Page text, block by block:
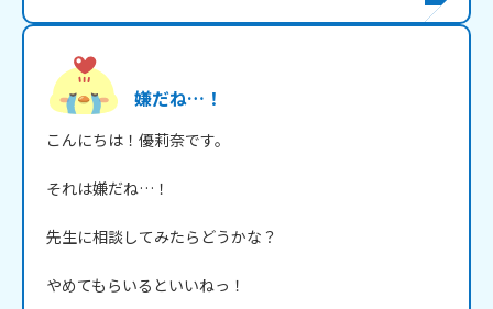
嫌だね…！
こんにちは！優莉奈です。
それは嫌だね…！
先生に相談してみたらどうかな？
やめてもらいるといいねっ！